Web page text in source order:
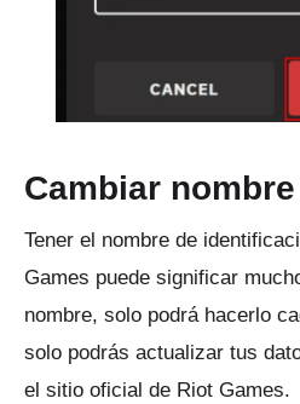
Cambiar
Tener el nombre de
Games puede significar
nombre, solo podrá hacerlo
solo podrás actualizar tus
el sitio oficial de Riot Games.